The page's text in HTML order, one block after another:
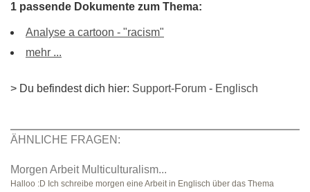
1 passende Dokumente zum Thema:
Analyse a cartoon - "racism"
mehr ...
> Du befindest dich hier: Support-Forum - Englisch
ÄHNLICHE FRAGEN:
Morgen Arbeit Multiculturalism...
Halloo :D Ich schreibe morgen eine Arbeit in Englisch über das Thema